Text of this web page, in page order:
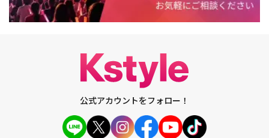
公式アカウントをフォロー！